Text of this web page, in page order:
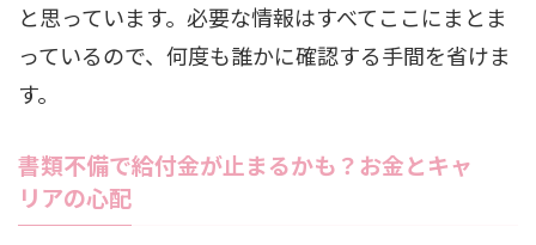
と思っています。必要な情報はすべてここにまとま
っているので、何度も誰かに確認する手間を省けま
す。
書類不備で給付金が止まるかも？お金とキャ
リアの心配